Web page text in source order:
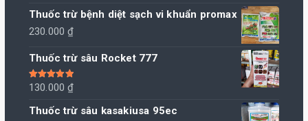
Thuốc trừ bệnh diệt sạch vi khuẩn promax
230.000₫
Thuốc trừ sâu Rocket 777
Được xếp
hạng 5.00 5
130.000₫
Thuốc trừ sâu kasakiusa 95ec